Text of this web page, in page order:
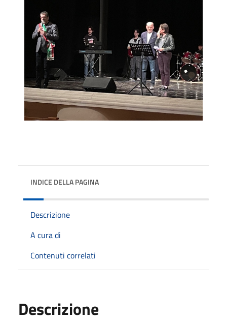
INDICE DELLA PAGINA
Descrizione
A cura di
Contenuti correlati
Descrizione